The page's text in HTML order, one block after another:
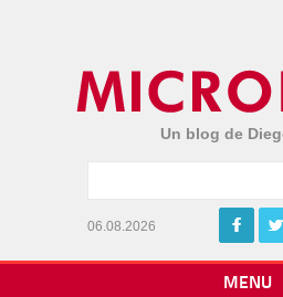
Un blog de
06.08.2026
MENU